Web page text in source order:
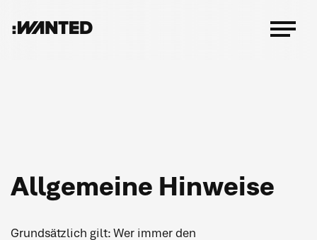
:WANTED
Menü
Allgemeine Hinweise
Grundsätzlich gilt: Wer immer den